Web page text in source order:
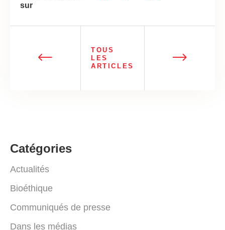
sur
TOUS
LES
ARTICLES
Catégories
Actualités
Bioéthique
Communiqués de presse
Dans les médias